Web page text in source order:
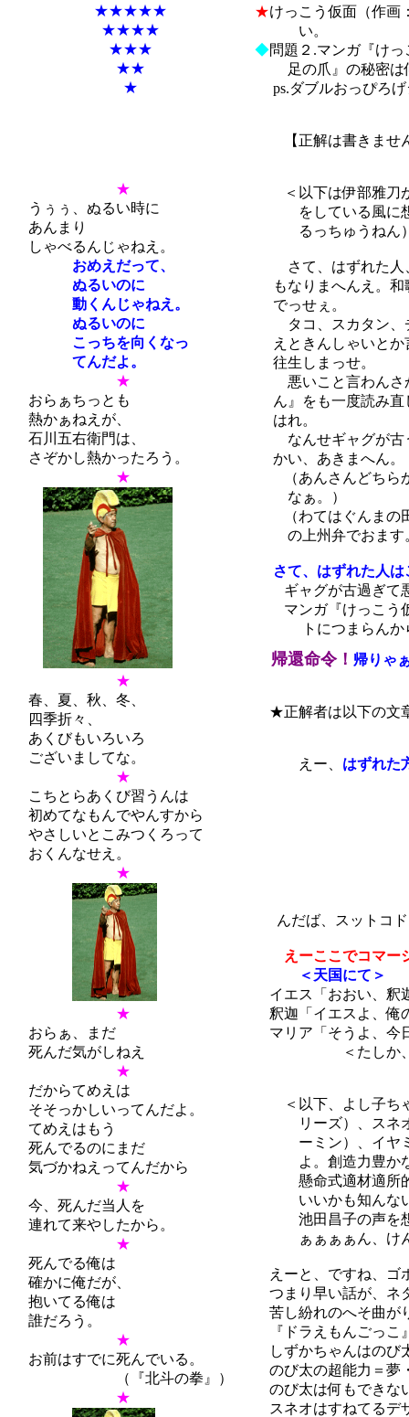
★★★★★
★★★★
★★★
★★
★
★
うぅぅ、ぬるい時に
あんまり
しゃべるんじゃねえ。
おめえだって、
ぬるいのに
動くんじゃねえ。
ぬるいのに
こっちを向くなっ
てんだよ。
★
おらぁちっとも
熱かぁねえが、
石川五右衛門は、
さぞかし熱かったろう。
★
★
春、夏、秋、冬、
四季折々、
あくびもいろいろ
ございましてな。
★
こちとらあくび習うんは
初めてなもんでやんすから
やさしいとこみつくろって
おくんなせえ。
★
★
おらぁ、まだ
死んだ気がしねえ
★
だからてめえは
そそっかしいってんだよ。
てめえはもう
死んでるのにまだ
気づかねえってんだから
★
今、死んだ当人を
連れて来やしたから。
★
死んでる俺は
確かに俺だが、
抱いてる俺は
誰だろう。
★
お前はすでに死んでいる。
（『北斗の拳』）
★
★けっこう仮面（作画
い。
◆問題２.マンガ『け
足の爪』の秘密は
ps.ダブルおっぴろげ
【正解は書きません
＜以下は伊部雅刀が
をしている風に想
るっちゅうねん
さて、はずれた人、
もなりまへんえ。和
でっせぇ。
タコ、スカタン、チ
えときんしゃいとか
往生しまっせ。
悪いこと言わんさか
ん』をも一度読み直
はれ。
なんせギャグが古う
かい、あきまへん。
（あんさんどちらか
なぁ。）
（わてはぐんまの田
の上州弁でおます
さて、はずれた人
ギャグが古過ぎて悪
マンガ『けっこう仮
トにつまらんから
帰還命令！ 帰りゃ
★正解者は以下の文
えー、 はずれた
んだば、スットコ
えーここでコマー
＜天国にて＞
イエス「おおい、釈
釈迦「イエスよ、俺
マリア「そうよ、今
＜たしか、月刊少
＜以下、よし子ちゃ
リーズ）、スネオ（
ーミン）、イヤミ
よ。創造力豊かな
懸命式適材適所的
いいかも知んない
池田昌子の声を想
ぁぁぁぁん、けん
えーと、ですね、ゴ
つまり早い話が、ネ
苦し紛れのへそ曲が
『ドラえもんごっこ
しずかちゃんはのび
のび太の超能力＝夢
のび太は何もできな
スネオはすねてるデ